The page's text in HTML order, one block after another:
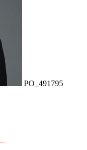
PO_491795